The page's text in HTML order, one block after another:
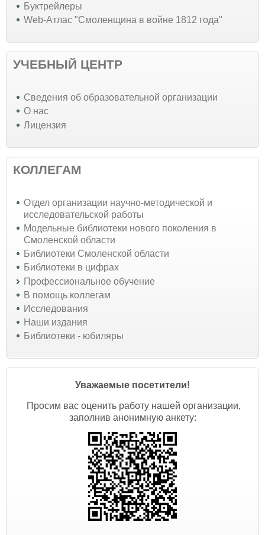
Буктрейлеры
Web-Атлас "Смоленщина в войне 1812 года"
УЧЕБНЫЙ ЦЕНТР
Cведения об образовательной организации
О нас
Лицензия
КОЛЛЕГАМ
Отдел организации научно-методической и
исследовательской работы
Модельные библиотеки нового поколения в
Смоленской области
Библиотеки Смоленской области
Библиотеки в цифрах
Профессиональное обучение
В помощь коллегам
Исследования
Наши издания
Библиотеки - юбиляры
Уважаемые посетители!
Просим вас оценить работу нашей организации,
заполнив анонимную анкету: